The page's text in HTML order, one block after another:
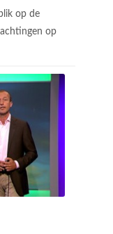
op de
op